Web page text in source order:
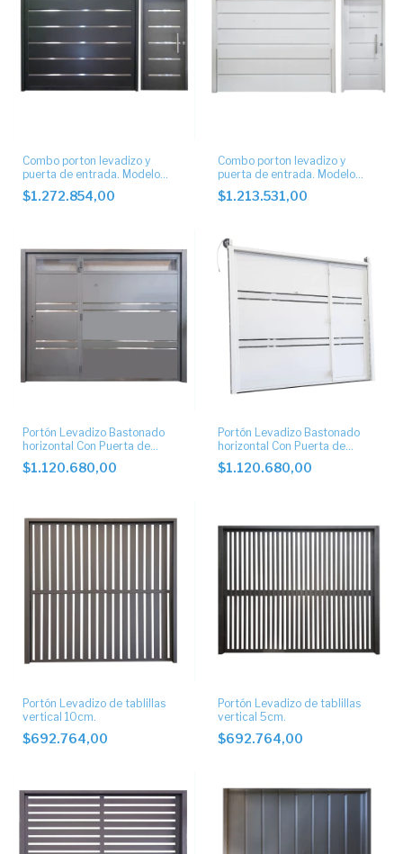
Combo porton levadizo y
puerta de entrada. Modelo
ciego con apliques
$1.272.854,00
Combo porton levadizo y
puerta de entrada. Modelo
ciego.
$1.213.531,00
Portón Levadizo Bastonado
horizontal Con Puerta de
Escape lateral y postigo
$1.120.680,00
Portón Levadizo Bastonado
horizontal Con Puerta de
Escape lateral
$1.120.680,00
Portón Levadizo de tablillas
vertical 10cm.
$692.764,00
Portón Levadizo de tablillas
vertical 5cm.
$692.764,00